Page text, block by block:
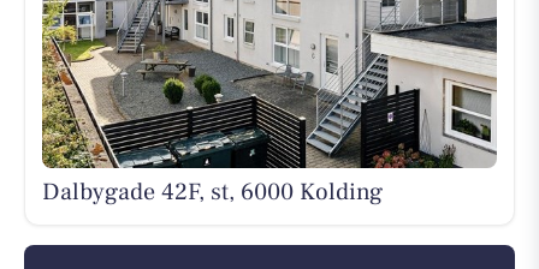
Dalbygade 42F, st, 6000 Kolding